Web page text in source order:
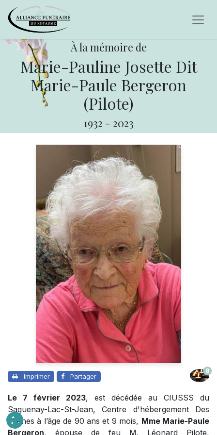
À la mémoire de
Marie-Pauline Josette Dit
Marie-Paule Bergeron
(Pilote)
1932 - 2023
Imprimer Partager
8
Le 7 février 2023, est décédée au CIUSSS du
Saguenay-Lac-St-Jean, Centre d'hébergement Des
chênes à l’âge de 90 ans et 9 mois, Mme Marie-Paule
Bergeron, épouse de feu M. Léonard Pilote,